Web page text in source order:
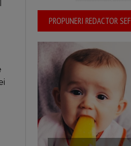
PROPUNERI REDACTOR SEF